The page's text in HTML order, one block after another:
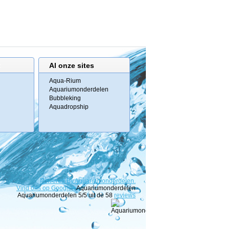
Al onze sites
Aqua-Rium
Aquariumonderdelen
Bubbleking
Aquadropship
PoweredByAquariumonderdelen.
Vind ons op Google+Aquariumonderdelen
Aquariumonderdelen 5/5 uit de 58 reviews